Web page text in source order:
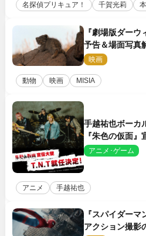
名探偵プリキュア！ 千賀光莉
『劇場版ダーウ
予告＆場面写真
の赤ちゃんが大
映画
動物 映画 MISIA
手越祐也ボーカ
『朱色の仮面』
アニメ･ゲーム
アニメ 手越祐也
『スパイダーマ
アクション撮影